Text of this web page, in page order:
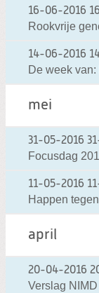
16-06-2016
Rookvrije
14-06-2016
De week
mei
31-05-2016
Focusdag
11-05-2016
Happen
april
20-04-2016
Verslag